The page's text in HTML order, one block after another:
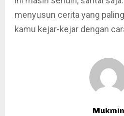
menyusun cerita yang
kamu kejar-kejar dengan
Mukmin